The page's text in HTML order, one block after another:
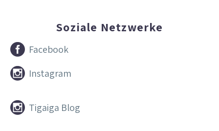
Soziale Netzwerke

 Facebook

 Instagram

 Tigaiga Blog